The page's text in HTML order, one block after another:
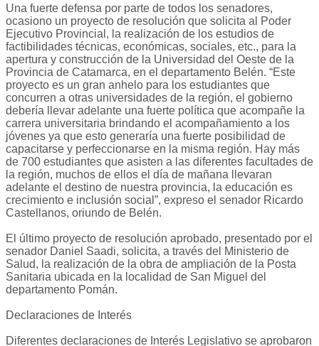
Una fuerte defensa por parte de todos los senadores,
ocasiono un proyecto de resolución que solicita al Poder
Ejecutivo Provincial, la realización de los estudios de
factibilidades técnicas, económicas, sociales, etc., para la
apertura y construcción de la Universidad del Oeste de la
Provincia de Catamarca, en el departamento Belén. “Este
proyecto es un gran anhelo para los estudiantes que
concurren a otras universidades de la región, el gobierno
debería llevar adelante una fuerte política que acompañe la
carrera universitaria brindando el acompañamiento a los
jóvenes ya que esto generaría una fuerte posibilidad de
capacitarse y perfeccionarse en la misma región. Hay más
de 700 estudiantes que asisten a las diferentes facultades de
la región, muchos de ellos el día de mañana llevaran
adelante el destino de nuestra provincia, la educación es
crecimiento e inclusión social”, expreso el senador Ricardo
Castellanos, oriundo de Belén.
El último proyecto de resolución aprobado, presentado por el
senador Daniel Saadi, solicita, a través del Ministerio de
Salud, la realización de la obra de ampliación de la Posta
Sanitaria ubicada en la localidad de San Miguel del
departamento Pomán.
Declaraciones de Interés
Diferentes declaraciones de Interés Legislativo se aprobaron